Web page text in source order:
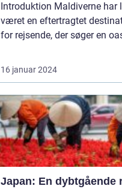
Introduktion Maldiverne har længe
været en eftertragtet
for rejsende, der søger en
16 januar 2024
Japan: En dybtgående